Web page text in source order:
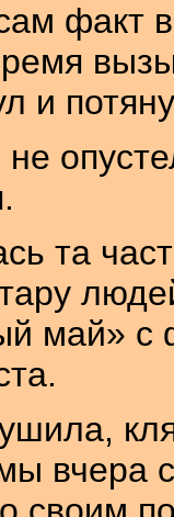
факт
и
не
та
май»
вчера